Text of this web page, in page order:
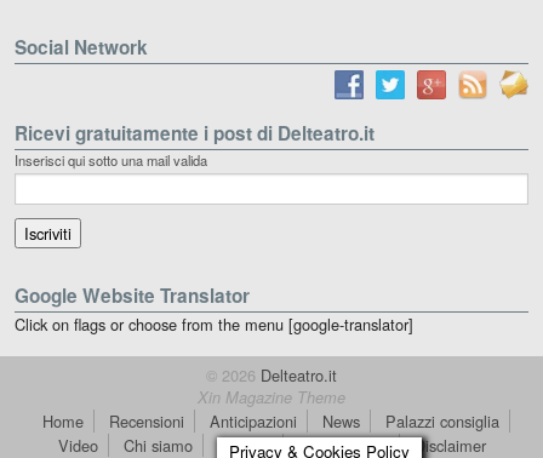
Social Network
Ricevi gratuitamente i post di Delteatro.it
Inserisci qui sotto una mail valida
Google Website Translator
Click on flags or choose from the menu [google-translator]
© 2026 Delteatro.it
Xin Magazine Theme
Home Recensioni Anticipazioni News
Palazzi consiglia
Video
Chi siamo Contatti dT in English Disclaimer
Privacy & Cookies Policy